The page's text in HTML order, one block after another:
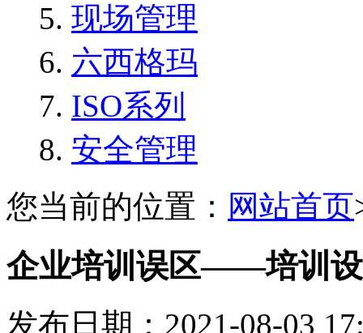
现场管理
六西格玛
ISO系列
安全管理
您当前的位置： 网站首页
企业培训误区——培训
发布日期：2021-08-03